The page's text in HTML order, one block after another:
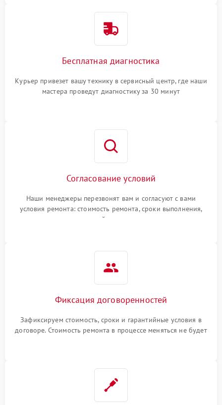
Бесплатная диагностика
Курьер привезет вашу технику в сервисный центр, где наши
мастера проведут диагностику за 30 минут
Согласование условий
Наши менеджеры перезвонят вам и согласуют с вами
условия ремонта: стоимость ремонта, сроки выполнения,
гарантийные условия
Фиксация договоренностей
Зафиксируем стоимость, сроки и гарантийные условия в
договоре. Стоимость ремонта в процессе меняться не будет